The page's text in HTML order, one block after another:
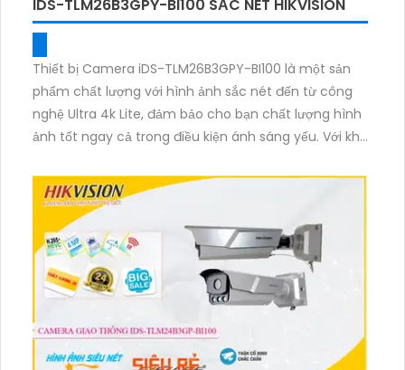
IDS-TLM26B3GPY-BI100 SẮC NÉT HIKVISION
Thiết bị Camera iDS-TLM26B3GPY-BI100 là một sản
phẩm chất lượng với hình ảnh sắc nét đến từ công
nghệ Ultra 4k Lite, đảm bảo cho bạn chất lượng hình
ảnh tốt ngay cả trong điều kiện ánh sáng yếu. Với khả
bạn hoàn toàn yên tâm về an ninh. Được trang bị kết
nối 485 và công nghệ Smart IR, camera này còn
mang lại trải nghiệm sử dụng thuận lợi. Với thân kim
loại chắc chắn, sản phẩm còn tích hợp công nghệ AI
thông minh, phù hợp cho mọi công trình.